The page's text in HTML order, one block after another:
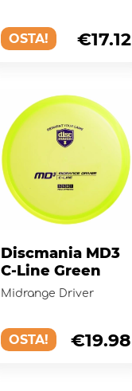
OSTA! €17.12
Discmania MD3
C-Line Green
Midrange Driver
OSTA! €19.98